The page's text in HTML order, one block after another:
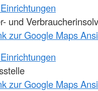
und
zur Google Maps
zur Google Maps